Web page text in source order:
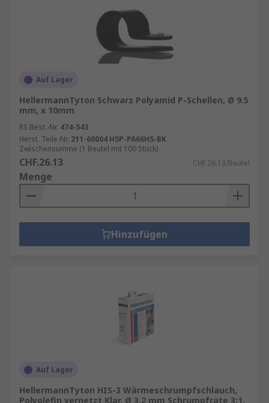
Auf Lager
HellermannTyton Schwarz Polyamid P-Schellen, Ø 9.5
mm, x 10mm
RS Best.-Nr. 474-543
Herst. Teile-Nr. 211-60004 H5P-PA66HS-BK
Zwischensumme (1 Beutel mit 100 Stück)
CHF.26.13 CHF.26.13/Beutel
Menge
Hinzufügen
Auf Lager
HellermannTyton HIS-3 Wärmeschrumpfschlauch,
Polyolefin vernetzt Klar, Ø 3.2 mm Schrumpfrate 3:1,